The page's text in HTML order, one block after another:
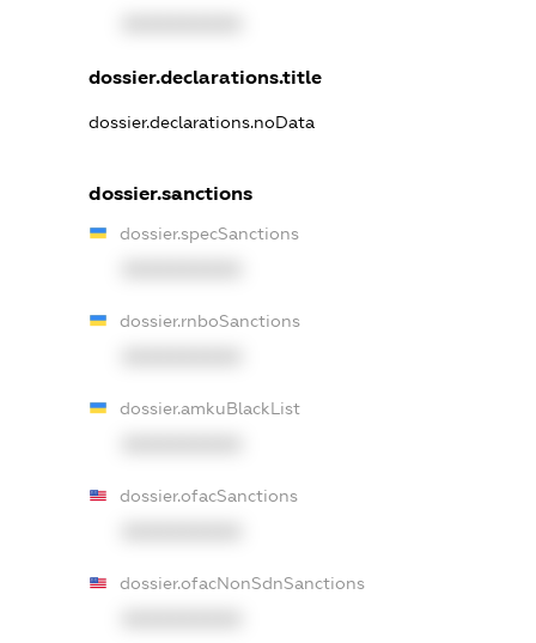
dossier.declarations.title
dossier.declarations.noData
dossier.sanctions
dossier.specSanctions
dossier.rnboSanctions
dossier.amkuBlackList
dossier.ofacSanctions
dossier.ofacNonSdnSanctions